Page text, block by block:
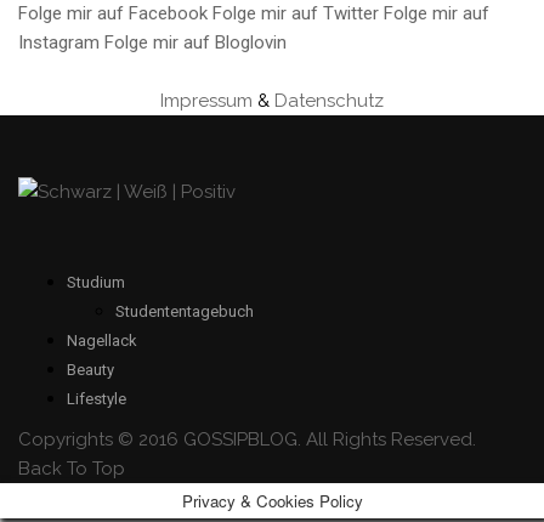
Folge mir auf Facebook Folge mir auf Twitter Folge mir auf
Instagram Folge mir auf Bloglovin
Impressum & Datenschutz
Studium
Studententagebuch
Nagellack
Beauty
Lifestyle
Copyrights © 2016 GOSSIPBLOG. All Rights Reserved.
Back To Top
Privacy & Cookies Policy